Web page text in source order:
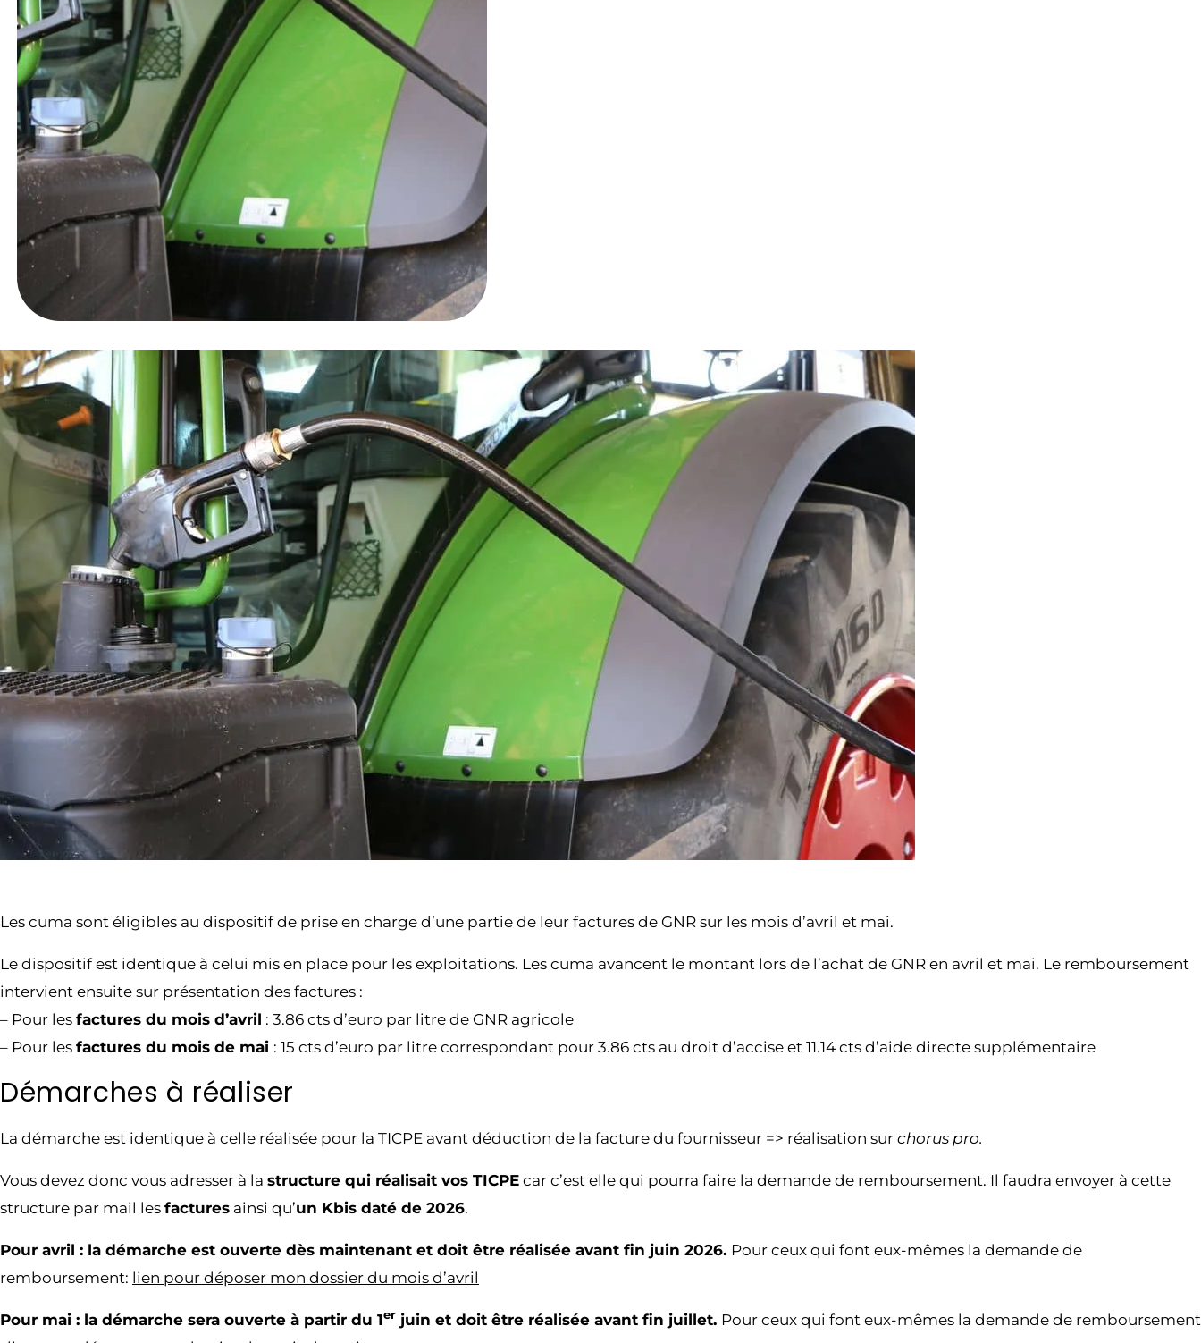
Les cuma sont éligibles au dispositif de prise en charge d’une partie de leur factures de GNR sur les mois d’avril et mai.
Le dispositif est identique à celui mis en place pour les exploitations. Les cuma avancent le montant lors de l’achat de GNR en avril et mai. Le remboursement
intervient ensuite sur présentation des factures :
– Pour les factures du mois d’avril : 3.86 cts d’euro par litre de GNR agricole
– Pour les factures du mois de mai : 15 cts d’euro par litre correspondant pour 3.86 cts au droit d’accise et 11.14 cts d’aide directe supplémentaire
Démarches à réaliser
La démarche est identique à celle réalisée pour la TICPE avant déduction de la facture du fournisseur => réalisation sur chorus pro.
Vous devez donc vous adresser à la structure qui réalisait vos TICPE car c’est elle qui pourra faire la demande de remboursement. Il faudra envoyer à cette
structure par mail les factures ainsi qu’un Kbis daté de 2026.
Pour avril : la démarche est ouverte dès maintenant et doit être réalisée avant fin juin 2026. Pour ceux qui font eux-mêmes la demande de
remboursement: lien pour déposer mon dossier du mois d’avril
Pour mai : la démarche sera ouverte à partir du 1er juin et doit être réalisée avant fin juillet. Pour ceux qui font eux-mêmes la demande de remboursement